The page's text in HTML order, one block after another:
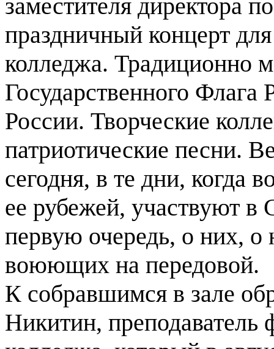
заместителя директора
праздничный концерт
колледжа. Традиционно
Государственного
России. Творческие
патриотические песни.
сегодня, в те дни, когда
ее рубежей, участвуют
первую очередь, о них,
воюющих на передовой.
К собравшимся в зале
Никитин, преподаватель